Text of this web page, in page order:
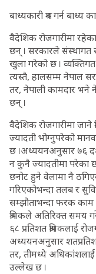
बाध्यकारी श्रम गर्न बाध्य
वैदेशिक रोजगारीमा
छन् । सरकारले संस्थागत
खुला गरेको छ ।
त्यस्तै, हालसम्म नेपाल
तर, नेपाली कामदार भने
छन् ।
वैदेशिक रोजगारीमा
ज्यादती भोग्नुपरेको
छ ।अध्ययनअनुसार ७६
न कुनै ज्यादतीमा परेका
छनोट हुने वेलामा नै
गरिएकोभन्दा तलब र
सम्झौताभन्दा फरक काम
श्रमिकले अतिरिक्त समय
६८ प्रतिशत श्रमिकलाई
अध्ययनअनुसार
तर, तीमध्ये
उल्लेख छ ।